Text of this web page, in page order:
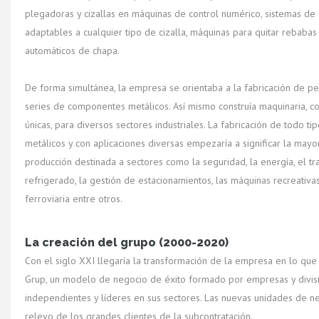
plegadoras y cizallas en máquinas de control numérico, sistemas
adaptables a cualquier tipo de cizalla, máquinas para quitar
automáticos de chapa.
De forma simultánea, la empresa se orientaba a la fabricación de
series de componentes metálicos. Así mismo construía maquinaria,
únicas, para diversos sectores industriales. La fabricación de todo
metálicos y con aplicaciones diversas empezaría a significar la
producción destinada a sectores como la seguridad, la energía, el
refrigerado, la gestión de estacionamientos, las máquinas
ferroviaria entre otros.
La creación del grupo (2000-2020)
Con el siglo XXI llegaría la transformación de la empresa en lo que
Grup, un modelo de negocio de éxito formado por empresas y
independientes y líderes en sus sectores. Las nuevas unidades de
relevo de los grandes clientes de la subcontratación.